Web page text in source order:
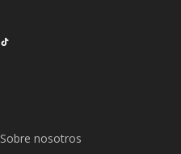
Sobre nosotros